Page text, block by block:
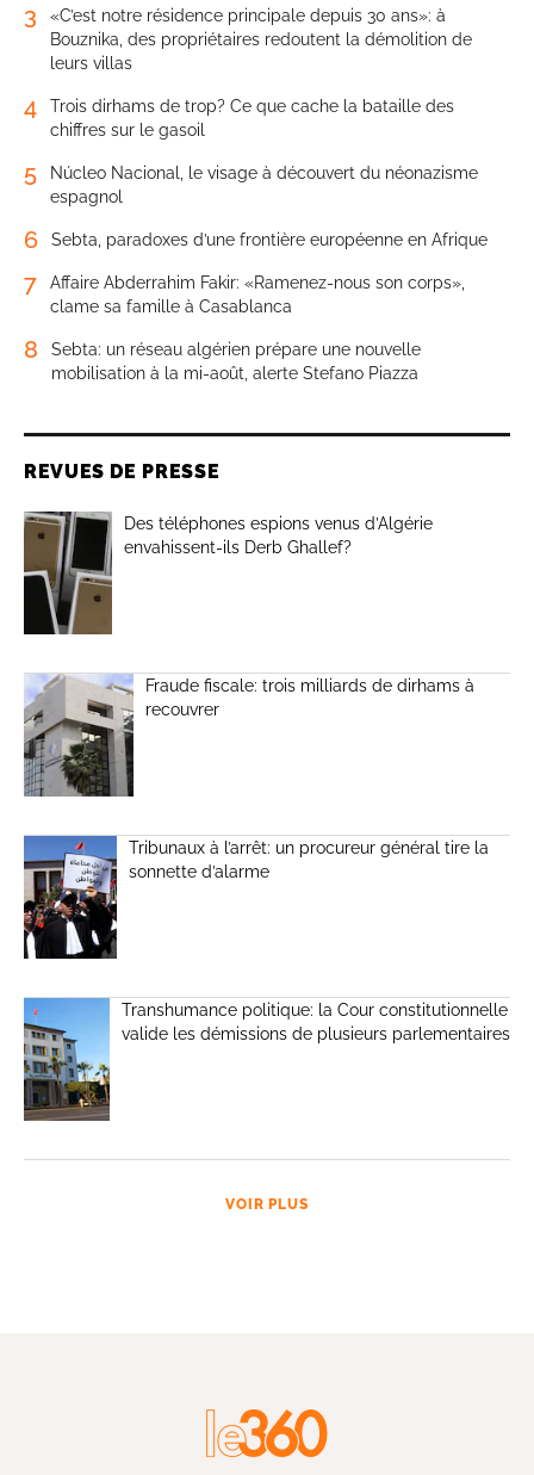
3
«C’est notre résidence principale depuis 30 ans»: à
Bouznika, des propriétaires redoutent la démolition de
leurs villas
4
Trois dirhams de trop? Ce que cache la bataille des
chiffres sur le gasoil
5
Núcleo Nacional, le visage à découvert du néonazisme
espagnol
6 Sebta, paradoxes d’une frontière européenne en Afrique
7
Affaire Abderrahim Fakir: «Ramenez-nous son corps»,
clame sa famille à Casablanca
8
Sebta: un réseau algérien prépare une nouvelle
mobilisation à la mi-août, alerte Stefano Piazza
REVUES DE PRESSE
Des téléphones espions venus d’Algérie
envahissent-ils Derb Ghallef?
Fraude fiscale: trois milliards de dirhams à
recouvrer
Tribunaux à l’arrêt: un procureur général tire la
sonnette d’alarme
Transhumance politique: la Cour constitutionnelle
valide les démissions de plusieurs parlementaires
VOIR PLUS